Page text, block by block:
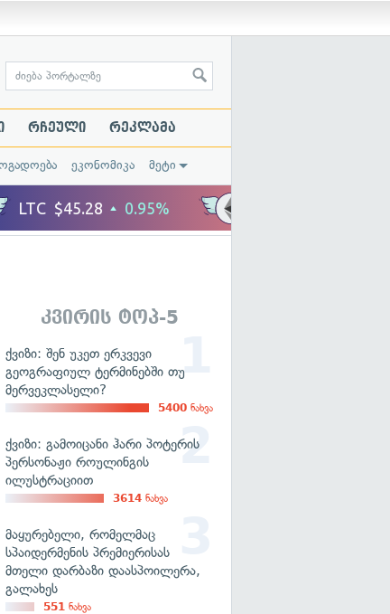
რჩეული რეკლამა
ეკონომიკა მეტი
კვირის ტოპ-5
ქვიზი: შენ უკეთ ერკვევი
გეოგრაფიულ ტერმინებში თუ
მერვეკლასელი?
5400 ნახვა
ქვიზი: გამოიცანი ჰარი პოტერის
პერსონაჟი როულინგის
ილუსტრაციით
3614 ნახვა
მაყურებელი, რომელმაც
სპაიდერმენის პრემიერისას
მთელი დარბაზი დაასპოილერა,
გალახეს
551 ნახვა